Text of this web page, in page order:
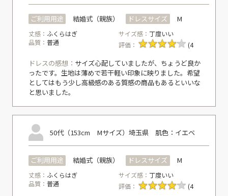
ご利用用途 結婚式（親族） ドレスサイズ M
丈感： ふくらはぎ サイズ感：丁度いい
品質： 普通 評価： (4
ドレスの感想： サイズ心配していましたが、ちょうど良か
ったです。生地は薄めで若干軽い印象に映りました。希望
としてはもう少し高級感のある質感の商品もあるといいな
と思いました。
50代（153cm Mサイズ） 埼玉県 肌色：イエベ
ご利用用途 結婚式（親族） ドレスサイズ M
丈感： ふくらはぎ サイズ感：丁度いい
品質： 普通 評価： (4